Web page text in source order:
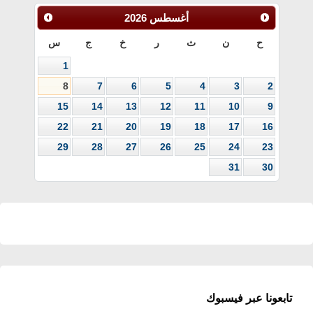
أغسطس 2026
ح ن ث ر خ ج س
1
2
3
4
5
6
7
8
9
10
11
12
13
14
15
16
17
18
19
20
21
22
23
24
25
26
27
28
29
30
31
تابعونا عبر فيسبوك